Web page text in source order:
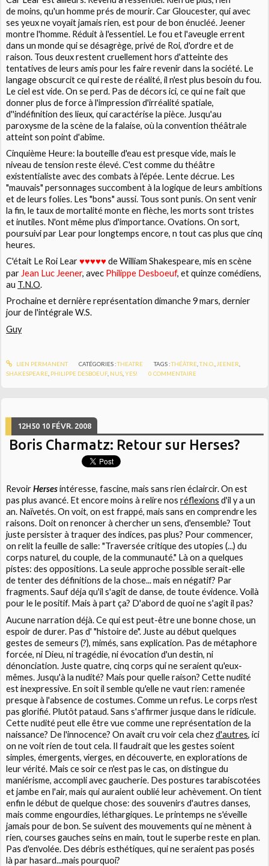
de moins, qu'un homme prés de mourir. Car Gloucester, qui avec
ses yeux ne voyait jamais rien, est pour de bon énucléé. Jeener
montre l'homme. Réduit à l'essentiel. Le fou et l'aveugle errent
dans un monde qui se désagrège, privé de Roi, d'ordre et de
raison. Tous deux restent cruellement hors d'atteinte des
tentatives de leurs amis pour les faire revenir dans la société. Le
langage obscurcit ce qui reste de réalité, il n'est plus besoin du fou.
Le ciel est vide. On se perd. Pas de décors ici, ce qui ne fait que
donner plus de force à l'impression d'irréalité spatiale,
d''indéfinition des lieux, qui caractérise la pièce. Jusqu'au
paroxysme de la scène de la falaise, où la convention théâtrale
atteint son point d'abîme.
Cinquième Heure: la bouteille d'eau est presque vide, mais le
niveau de tension reste élevé. C'est comme du théâtre
existentialiste avec des combats à l'épée. Lente décrue. Les
"mauvais" personnages succombent à la logique de leurs ambitions
et de leurs folies. Les "bons" aussi. Tous sont punis. On sent venir
la fin, le taux de mortalité monte en flèche, les morts sont tristes
et inutiles. N'ont même plus d'importance. Ovations. On sort,
poursuivi par Lear pour longtemps encore, n tout cas plus que cinq
heures.
C'était Le Roi Lear♥♥♥♥♥deWilliam Shakespeare, mis en scène
par Jean Luc Jeener, avec Philippe Desboeuf, et quinze comédiens,
au T.N.O.
Prochaine et dernière représentation dimanche 9 mars, dernier
jour de l'intégrale W.S.
Guy
LIEN PERMANENT CATÉGORIES :THEATRE TAGS :THÉÂTRE ,T.N.O. JEENER
SHAKESPEARE PHILIPPE DESBOEUF, NUS ,YES! 0 COMMENTAIRE
12H50 10 FÉVR. 2008
Boris Charmatz: Retour sur Herses?
RevoirHersesintéresse, fascine, mais sans rien éclaircir. On est
pas plus avancé. Et encore moins à relire nosréflexions d'il y a un
an. Naïvetés. On voit, on est frappé, mais sans en comprendre les
raisons. Doit on renoncer à chercher un sens, d'ensemble? Tout
juste persister à traquer des indices, pas plus? Pour commencer,
on relit la feuille de salle: "Traversée critique des utopies (...) du
corps naturel, du couple, de la communauté." Là on a quelques
pistes: des oppositions. La seule approche possible serait-elle
de tenter des définitions de la chose... mais en négatif? Par
fragments. Sauf déja qu'il s'agit de danse, de toute évidence. Voilà
pour le le positif. Mais à part ça? D'abord de quoi ne s'agit il pas?
Aucune narration déjà. Ce qui est peut-être une bonne chose, un
espoir de durer. Pas d' "histoire de". Juste au début quelques
gestes de semeurs (?), mimés, sans explication. Pas de métaphore
forcée, ni Dieu, ni tragédie, ni évocation d'un destin, ni
dénonciation. Juste quatre, cinq corps qui ne seraient qu'eux-
mêmes. Jusqu'à la nudité? Mais pour quelle raison? Cette nudité
est inexpressive. En soit il semble qu'elle ne vaut rien: ramenée
presque à l'absence de costumes. Comme un refus. Le corps n'est
pas glorifié. Plutôt pataud. Sans s'affirmer jusque dans le ridicule.
Cette nudité peut elle être vue comme une représentation de la
naissance? De l'innocence? On avait cru voir cela chezd'autres, ici
on ne voit rien de tout cela. Il faudrait que les gestes soient
simples, émergents, vierges, en découverte, en explorations de
leur vérité. Mais ce soir ce n'est pas le cas, on distingue du
maniérisme, accompli avec gaucherie. Des postures tarabiscotées
et jambe en l'air, mais qui auraient oublié leur achèvement. On tient
enfin le début de quelque chose: des souvenirs d'autres danses,
mais comme engourdies, léthargiques. Le printemps ne s'éveille
jamais pour de bon. Se suivent des mouvements qui ne mènent à
rien, courses gauches seins en main, tout le superbe reste en plan.
Pas d'envolée. Des débris esthétiques, qui ne seraient pas posés
là par hasard...mais pourquoi?